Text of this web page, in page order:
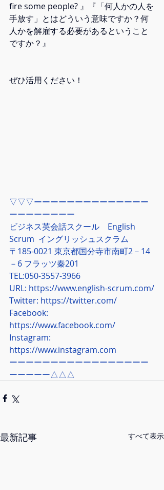
fire some people? 』『「何人かの人を
手放す」とはどういう意味ですか？何
人かを解雇する必要があるということ
ですか？』
ぜひ活用ください！
▽▽▽ーーーーーーーーーーーーーー
ーーーーーーーー
ビジネス英会話スクール　English
Scrum  イングリッシュスクラム
〒185-0021 東京都国分寺市南町2－14
－6 フラッツ秦201
TEL:050-3557-3966
URL: https://www.english-scrum.com/
Twitter: https://twitter.com/
Facebook:
https://www.facebook.com/
Instagram:
https://www.instagram.com
ーーーーーーーーーーーーーーーーー
ーーーーー△△△
最新記事 すべて表示